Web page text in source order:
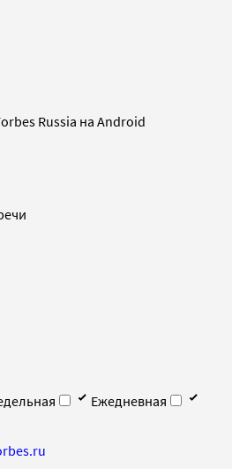
Russia на Android
Ежедневная